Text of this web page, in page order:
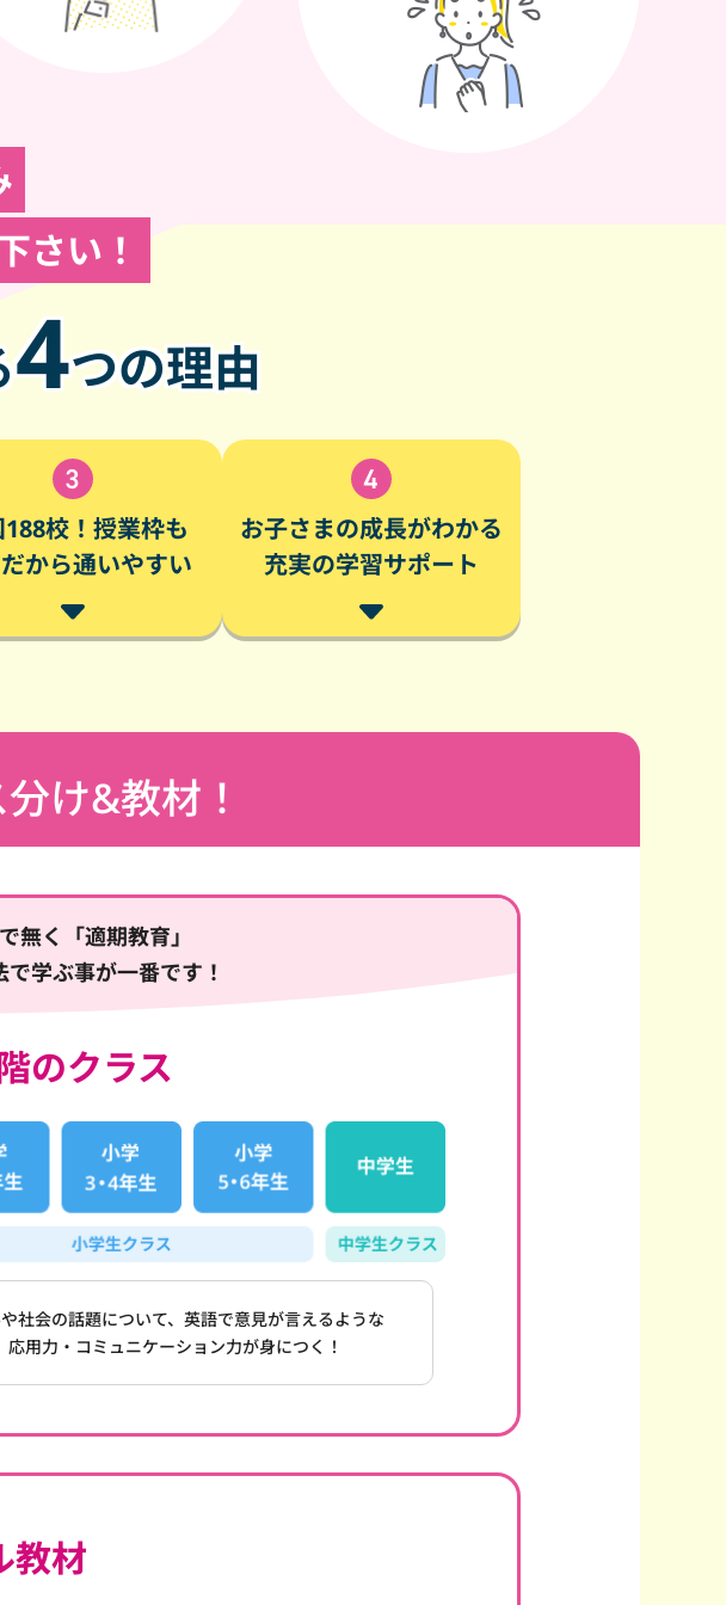
さい！
4つの理由
校！授業枠も
から通いやすい
お子さまの成長がわかる
充実の学習サポート
け&教材！
無く「適期教育」
学ぶ事が一番です！
のクラス
社会の話題について、英語で意見が言えるような
応用力・コミュニケーション力が身につく！
教材